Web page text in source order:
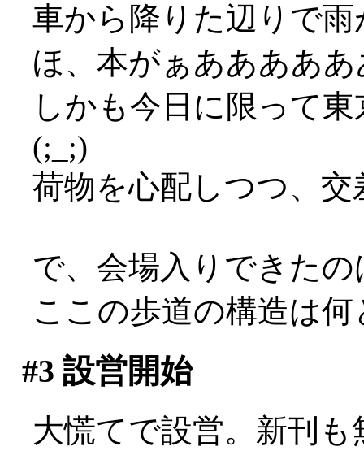
車から降りた辺りで
ほ、本がぁあああああ
しかも今日に限って
(;_;)
荷物を心配しつつ、
で、会場入りできた
ここの歩道の構造は
#3 設営開始
大慌てで設営。新刊